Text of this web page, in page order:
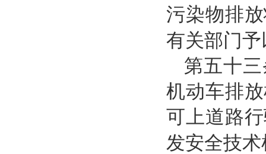
污染物排
有关部门
第五十
机动车排
可上道路
发安全技